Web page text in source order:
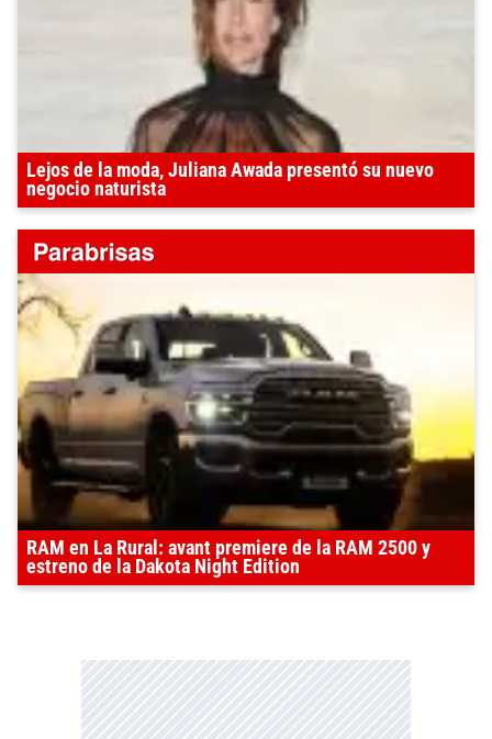
Lejos de la moda, Juliana Awada presentó su nuevo
negocio naturista
RAM en La Rural: avant premiere de la RAM 2500 y
estreno de la Dakota Night Edition